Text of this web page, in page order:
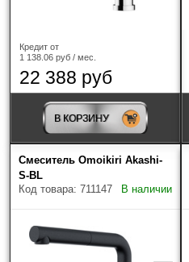
Материал
Нержавеющая сталь
Латунь (16)
Кредит от
1 138.06 руб / мес.
22 388 руб
В КОРЗИНУ
Смеситель Omoikiri Akashi-
S-BL
Код товара: 711147
В наличии